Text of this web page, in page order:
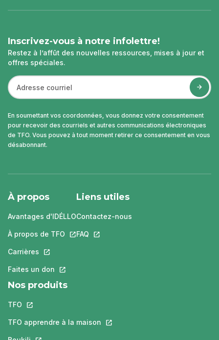
page
Inscrivez-vous à notre infolettre!
Restez à l’affût des nouvelles ressources, mises à jour et
offres spéciales.
En soumettant vos coordonnées, vous donnez votre consentement
pour recevoir des courriels et autres communications électroniques
de TFO. Vous pouvez à tout moment retirer ce consentement en vous
désabonnant.
À propos
Avantages d'IDÉLLO
À propos de TFO Ce lien s'ouvrira dans un nouvel onglet.
Carrières Ce lien s'ouvrira dans un nouvel onglet.
Faites un don Ce lien s'ouvrira dans un nouvel onglet.
Liens utiles
Contactez-nous
FAQ Ce lien s'ouvrira dans un nouvel
Nos produits
TFO Ce lien s'ouvrira dans un nouvel onglet.
TFO apprendre à la maison Ce lien s'ouvrira dans un nouvel